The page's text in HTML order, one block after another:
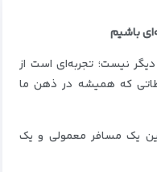
باشیم
نیست؛ تجربه‌ای است از
که همیشه در ذهن ما
بین یک مسافر معمولی و یک